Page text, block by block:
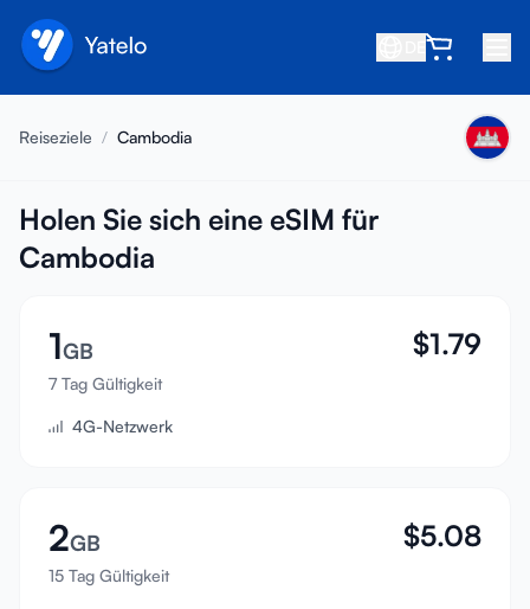
Über uns
Verdienen
Partner werden
Hilfezentrum
Gerätekompatibilität
Anmelden
Reiseziele / Cambodia
Holen Sie sich eine eSIM für
Cambodia
1GB
7 Tag Gültigkeit
$1.79
4G-Netzwerk
2GB
15 Tag Gültigkeit
$5.08